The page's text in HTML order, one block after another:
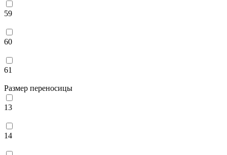
59
60
61
Размер переносицы
13
14